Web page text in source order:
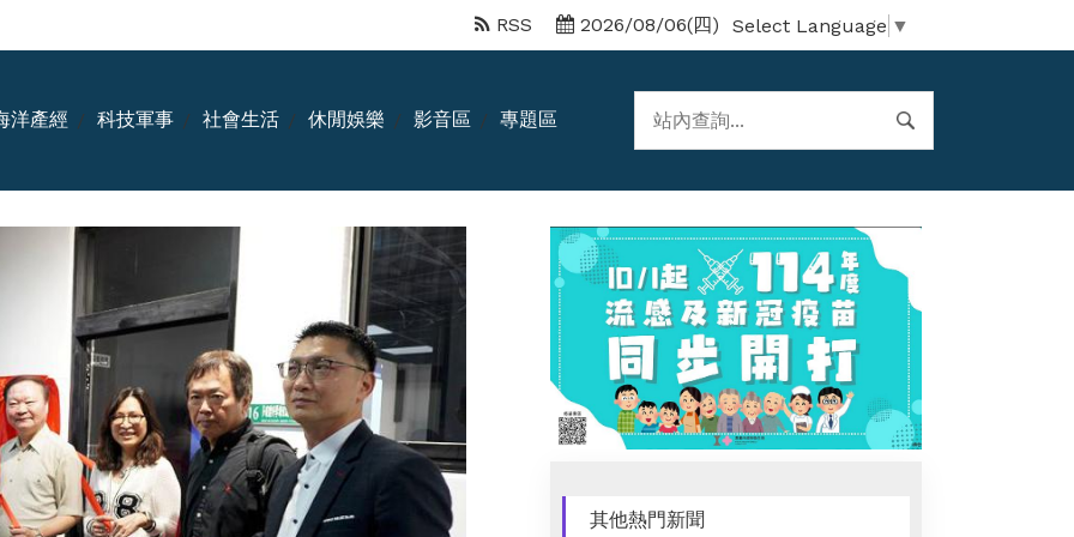
Select Language ▼
2026/08/06(四)
RSS
洋產經 科技軍事 社會生活 休閒娛樂 影音區 專題區
其他熱門新聞